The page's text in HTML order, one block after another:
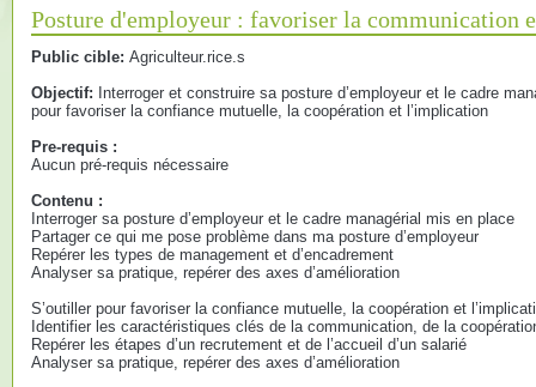
Posture d'employeur : favoriser la communication
Public cible: Agriculteur.rice.s
Objectif: Interroger et construire sa posture d’employeur et le cadre
pour favoriser la confiance mutuelle, la coopération et l’implication
Pre-requis :
Aucun pré-requis nécessaire
Contenu :
Interroger sa posture d’employeur et le cadre managérial mis en place
Partager ce qui me pose problème dans ma posture d’employeur
Repérer les types de management et d’encadrement
Analyser sa pratique, repérer des axes d’amélioration
S’outiller pour favoriser la confiance mutuelle, la coopération et
Identifier les caractéristiques clés de la communication, de la
Repérer les étapes d’un recrutement et de l’accueil d’un salarié
Analyser sa pratique, repérer des axes d’amélioration